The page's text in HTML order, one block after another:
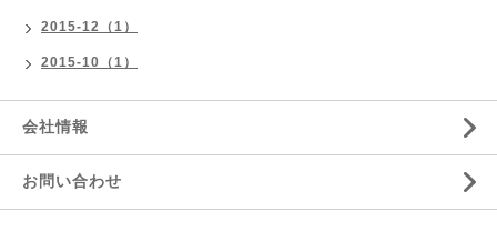
2015-12（1）
2015-10（1）
会社情報
お問い合わせ